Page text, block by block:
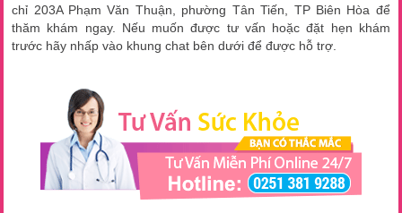
chỉ 203A Phạm Văn Thuận, phường Tân Tiến, TP Biên Hòa để
thăm khám ngay. Nếu muốn được tư vấn hoặc đặt hẹn khám
trước hãy nhấp vào khung chat bên dưới để được hỗ trợ.